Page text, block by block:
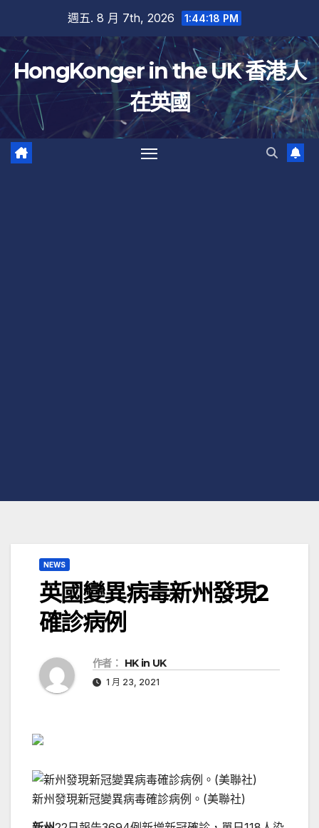
內
容
週五. 8 月 7th, 2026 1:44:19 PM
HongKonger in the UK 香港人
在英國
NEWS
英國變異病毒新州發現2
確診病例
作者： HK in UK
1 月 23, 2021
新州發現新冠變異病毒確診病例。(美聯社)